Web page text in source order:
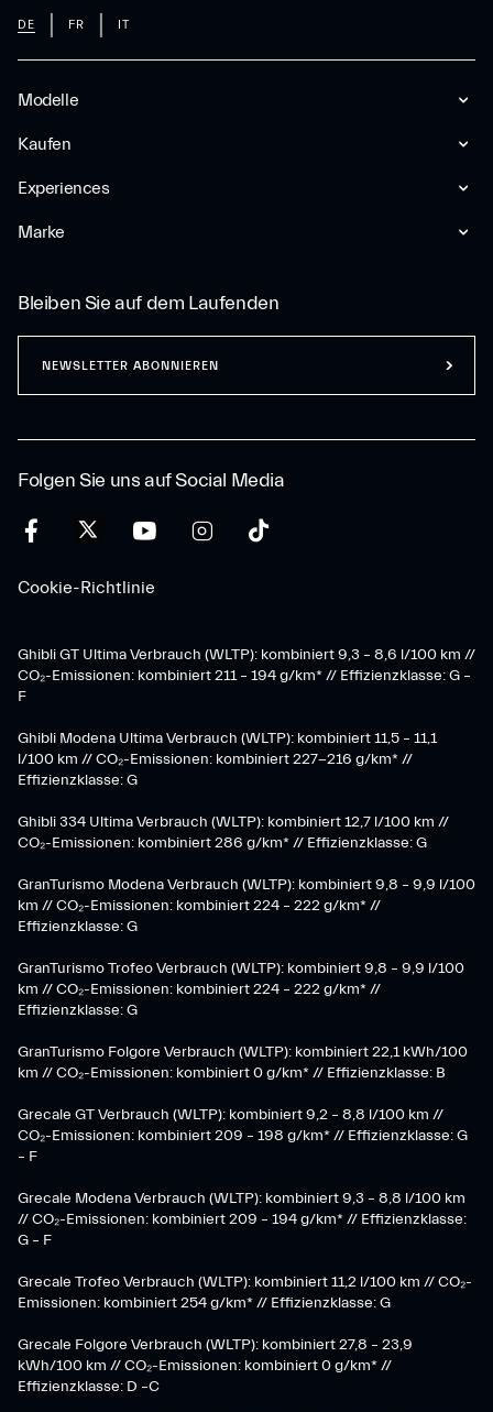
Modelle
Kaufen
Experiences
Marke
DE FR IT
Folgen Sie uns auf Social Media
Cookie-Richtlinie
Bleiben Sie auf dem Laufenden
NEWSLETTER ABONNIEREN
Ghibli GT Ultima Verbrauch (WLTP): kombiniert 9,3 – 8,6 l/100 km //
CO₂-Emissionen: kombiniert 211 – 194 g/km* // Effizienzklasse: G –
F
Ghibli Modena Ultima Verbrauch (WLTP): kombiniert 11,5 – 11,1
l/100 km // CO₂-Emissionen: kombiniert 227-216 g/km* //
Effizienzklasse: G
Ghibli 334 Ultima Verbrauch (WLTP): kombiniert 12,7 l/100 km //
CO₂-Emissionen: kombiniert 286 g/km* // Effizienzklasse: G
GranTurismo Modena Verbrauch (WLTP): kombiniert 9,8 – 9,9 l/100
km // CO₂-Emissionen: kombiniert 224 – 222 g/km* //
Effizienzklasse: G
GranTurismo Trofeo Verbrauch (WLTP): kombiniert 9,8 – 9,9 l/100
km // CO₂-Emissionen: kombiniert 224 – 222 g/km* //
Effizienzklasse: G
GranTurismo Folgore Verbrauch (WLTP): kombiniert 22,1 kWh/100
km // CO₂-Emissionen: kombiniert 0 g/km* // Effizienzklasse: B
Grecale GT Verbrauch (WLTP): kombiniert 9,2 – 8,8 l/100 km //
CO₂-Emissionen: kombiniert 209 – 198 g/km* // Effizienzklasse: G
– F
Grecale Modena Verbrauch (WLTP): kombiniert 9,3 – 8,8 l/100 km
// CO₂-Emissionen: kombiniert 209 – 194 g/km* // Effizienzklasse:
G – F
Grecale Trofeo Verbrauch (WLTP): kombiniert 11,2 l/100 km // CO₂-
Emissionen: kombiniert 254 g/km* // Effizienzklasse: G
Grecale Folgore Verbrauch (WLTP): kombiniert 27,8 – 23,9
kWh/100 km // CO₂-Emissionen: kombiniert 0 g/km* //
Effizienzklasse: D –C